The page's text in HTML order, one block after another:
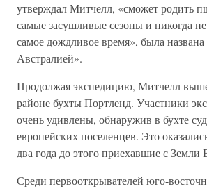
утверждал Митчелл, «сможет родить
самые засушливые сезоны и никогда
самое дождливое время», была
Австралией».
Продолжая экспедицию, Митчелл
районе бухты Портленд. Участники
очень удивлены, обнаружив в бухте
европейских поселенцев. Это
два года до этого приехавшие с
Среди первооткрывателей юго-